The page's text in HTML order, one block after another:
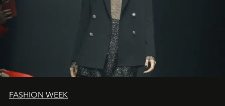
FASHION WEEK